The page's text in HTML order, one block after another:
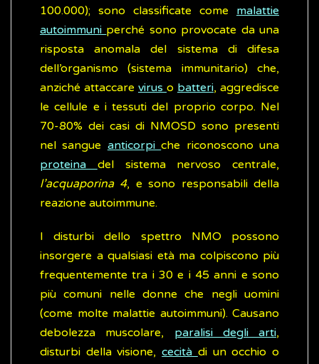
100.000); sono classificate come malattie
autoimmuni perché sono provocate da una
risposta anomala del sistema di difesa
dell’organismo (sistema immunitario) che,
anziché attaccare virus o batteri, aggredisce
le cellule e i tessuti del proprio corpo. Nel
70-80% dei casi di NMOSD sono presenti
nel sangue anticorpiche riconoscono una
proteina del sistema nervoso centrale,
l’acquaporina 4, e sono responsabili della
reazione autoimmune.
I disturbi dello spettro NMO possono
insorgere a qualsiasi età ma colpiscono più
frequentemente tra i 30 e i 45 anni e sono
più comuni nelle donne che negli uomini
(come molte malattie autoimmuni). Causano
debolezza muscolare, paralisi degli arti,
disturbi della visione,cecità di un occhio o